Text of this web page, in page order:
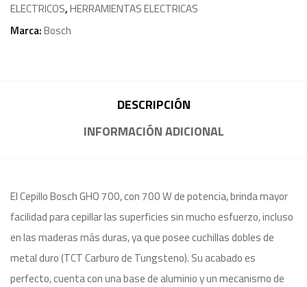
ELECTRICOS,HERRAMIENTAS ELECTRICAS
Marca:Bosch
DESCRIPCIÓN
INFORMACIÓN ADICIONAL
El Cepillo Bosch GHO 700, con 700 W de potencia, brinda mayor
facilidad para cepillar las superficies sin mucho esfuerzo, incluso
en las maderas más duras, ya que posee cuchillas dobles de
metal duro (TCT Carburo de Tungsteno). Su acabado es
perfecto, cuenta con una base de aluminio y un mecanismo de